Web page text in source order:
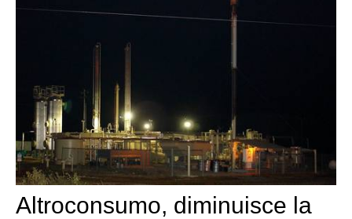
Altroconsumo, diminuisce la